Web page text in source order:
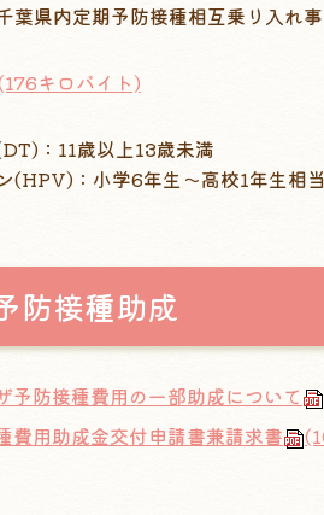
葉県内定期予防接種相互乗り入れ
キロバイト)
：11歳以上13歳未満
(HPV)：小学6年生～高校1年生相
防接種助成
予防接種費用の一部助成について
費用助成金交付申請書兼請求書